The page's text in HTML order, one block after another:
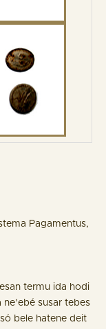
Pagamentus,
termu ida hodi
ne’ebé susar tebes
bele hatene deit